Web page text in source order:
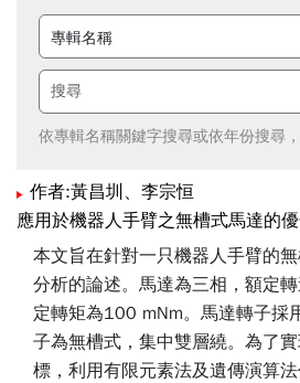
依專輯名稱關鍵字搜尋或依年份搜尋
作者:黃昌圳、李宗恒
應用於機器人手臂之無槽式馬達的
本文旨在針對一只機器人手臂的
分析的論述。馬達為三相，額定
定轉矩為100 mNm。馬達轉子採
子為無槽式，集中雙層繞。為了
標，利用有限元素法及遺傳演算